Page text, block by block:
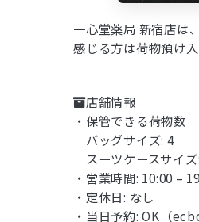
一心堂薬局 新宿店は
感じる方は荷物預け
店舗情報
・保管できる荷物数
バッグサイズ: 4
スーツケースサイ
・営業時間: 10:00 –
・定休日: なし
・当日予約: OK（